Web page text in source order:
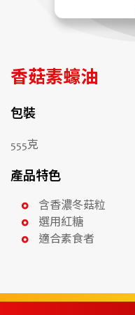
香菇素蠔油
包裝
555克
產品特色
含香濃冬菇粒
選用紅糖
適合素食者